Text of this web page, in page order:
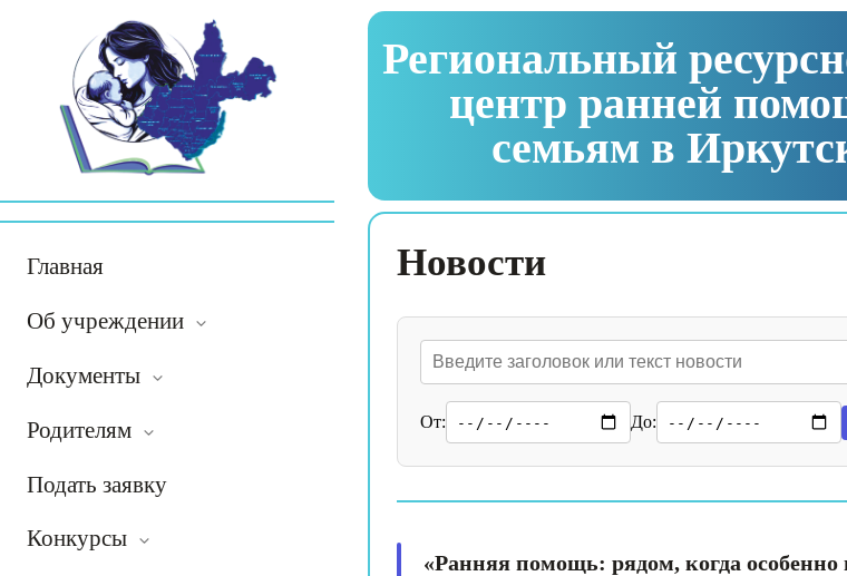
Главная
Об учреждении
Документы
Родителям
Подать заявку
Конкурсы
Региональный
центр ранней
семьям в
Новости
От: До:
«Ранняя помощь: рядом, когда особенно